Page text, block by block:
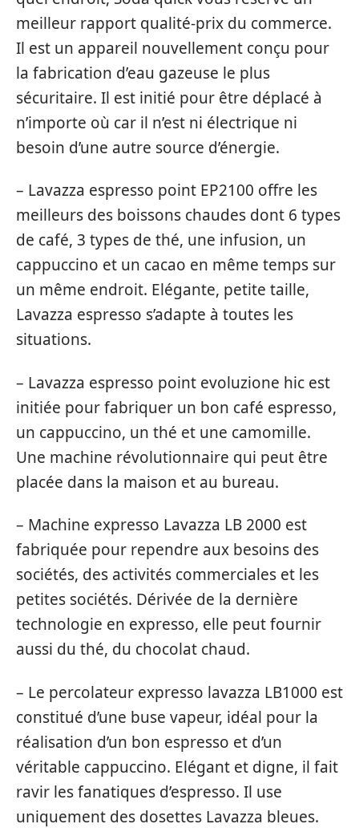
meilleur rapport qualité-prix du commerce.
Il est un appareil nouvellement conçu pour
la fabrication d’eau gazeuse le plus
sécuritaire. Il est initié pour être déplacé à
n’importe où car il n’est ni électrique ni
besoin d’une autre source d’énergie.
– Lavazza espresso point EP2100 offre les
meilleurs des boissons chaudes dont 6 types
de café, 3 types de thé, une infusion, un
cappuccino et un cacao en même temps sur
un même endroit. Elégante, petite taille,
Lavazza espresso s’adapte à toutes les
situations.
– Lavazza espresso point evoluzione hic est
initiée pour fabriquer un bon café espresso,
un cappuccino, un thé et une camomille.
Une machine révolutionnaire qui peut être
placée dans la maison et au bureau.
– Machine expresso Lavazza LB 2000 est
fabriquée pour rependre aux besoins des
sociétés, des activités commerciales et les
petites sociétés. Dérivée de la dernière
technologie en expresso, elle peut fournir
aussi du thé, du chocolat chaud.
– Le percolateur expresso lavazza LB1000 est
constitué d’une buse vapeur, idéal pour la
réalisation d’un bon espresso et d’un
véritable cappuccino. Elégant et digne, il fait
ravir les fanatiques d’espresso. Il use
uniquement des dosettes Lavazza bleues.